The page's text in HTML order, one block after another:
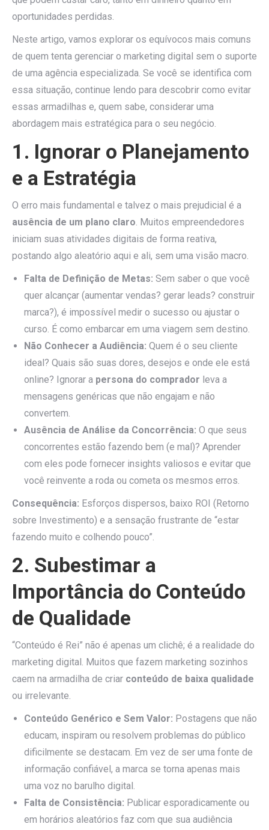
oportunidades perdidas.
Neste artigo, vamos explorar os equívocos mais comuns
de quem tenta gerenciar o marketing digital sem o suporte
de uma agência especializada. Se você se identifica com
essa situação, continue lendo para descobrir como evitar
essas armadilhas e, quem sabe, considerar uma
abordagem mais estratégica para o seu negócio.
1. Ignorar o Planejamento
e a Estratégia
O erro mais fundamental e talvez o mais prejudicial é a
ausência de um plano claro. Muitos empreendedores
iniciam suas atividades digitais de forma reativa,
postando algo aleatório aqui e ali, sem uma visão macro.
Falta de Definição de Metas: Sem saber o que você
quer alcançar (aumentar vendas? gerar leads? construir
marca?), é impossível medir o sucesso ou ajustar o
curso. É como embarcar em uma viagem sem destino.
Não Conhecer a Audiência: Quem é o seu cliente
ideal? Quais são suas dores, desejos e onde ele está
online? Ignorar a persona do comprador leva a
mensagens genéricas que não engajam e não
convertem.
Ausência de Análise da Concorrência: O que seus
concorrentes estão fazendo bem (e mal)? Aprender
com eles pode fornecer insights valiosos e evitar que
você reinvente a roda ou cometa os mesmos erros.
Consequência: Esforços dispersos, baixo ROI (Retorno
sobre Investimento) e a sensação frustrante de “estar
fazendo muito e colhendo pouco”.
2. Subestimar a
Importância do Conteúdo
de Qualidade
“Conteúdo é Rei” não é apenas um clichê; é a realidade do
marketing digital. Muitos que fazem marketing sozinhos
caem na armadilha de criar conteúdo de baixa qualidade
ou irrelevante.
Conteúdo Genérico e Sem Valor: Postagens que não
educam, inspiram ou resolvem problemas do público
dificilmente se destacam. Em vez de ser uma fonte de
informação confiável, a marca se torna apenas mais
uma voz no barulho digital.
Falta de Consistência: Publicar esporadicamente ou
em horários aleatórios faz com que sua audiência